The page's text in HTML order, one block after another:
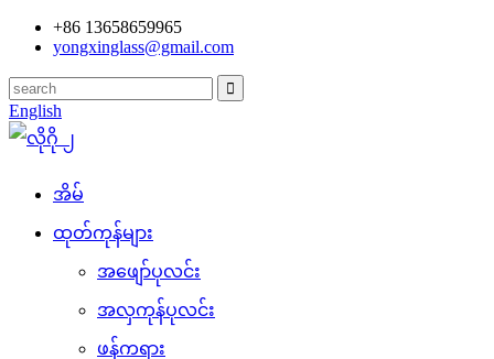
+86 13658659965
yongxinglass@gmail.com
English
အိမ်
ထုတ်ကုန်များ
အဖျော်ပုလင်း
အလှကုန်ပုလင်း
ဖန်ကရား